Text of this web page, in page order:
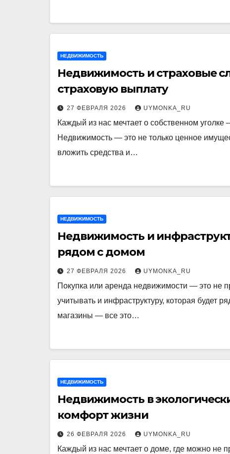
НЕДВИЖИМОСТЬ
Недвижимость и страховые
страховую выплату
27 ФЕВРАЛЯ 2026 UYMONKA_RU
Каждый из нас мечтает о собственном
Недвижимость — это не только ценное
вложить средства и…
НЕДВИЖИМОСТЬ
Недвижимость и
рядом с домом
27 ФЕВРАЛЯ 2026 UYMONKA_RU
Покупка или аренда недвижимости — это не
учитывать и инфраструктуру, которая
магазины — все это…
НЕДВИЖИМОСТЬ
Недвижимость в
комфорт жизни
26 ФЕВРАЛЯ 2026 UYMONKA_RU
Каждый из нас мечтает о доме, где можно не